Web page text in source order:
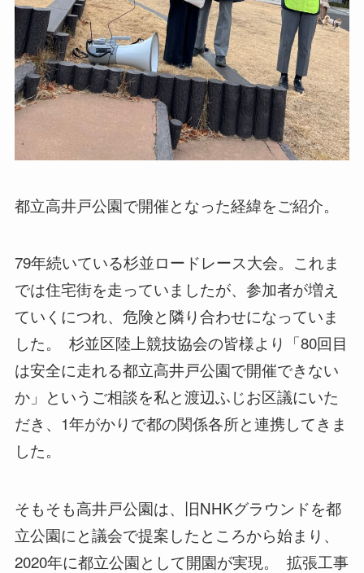
都立高井戸公園で開催となった経緯をご紹介。
79年続いている杉並ロードレース大会。これま
では住宅街を走っていましたが、参加者が増え
ていくにつれ、危険と隣り合わせになっていま
した。 ⁡ 杉並区陸上競技協会の皆様より「80回目
は安全に走れる都立高井戸公園で開催できない
か」というご相談を私と渡辺ふじお区議にいた
だき、1年がかりで都の関係各所と連携してきま
した。 ⁡
そもそも高井戸公園は、旧NHKグラウンドを都
立公園にと議会で提案したところから始まり、
2020年に都立公園として開園が実現。 ⁡ 拡張工事